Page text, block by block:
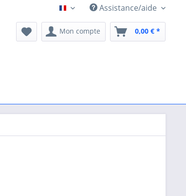
Katzengeschirr FR
Assistance/aide
Mon compte 0,00 € *